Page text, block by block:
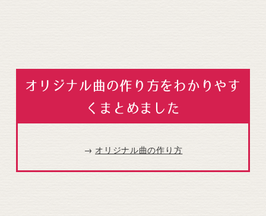
オリジナル曲の作り方をわかりやす
くまとめました
→ オリジナル曲の作り方